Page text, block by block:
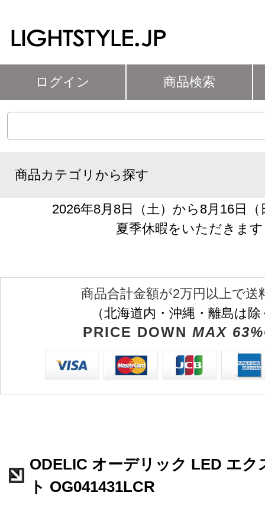
ログイン 商品検索
商品カテゴリから探す
2026年8月8日（土）から8月16日
夏季休暇をいただきます
商品合計金額が2万円以上で送
（北海道内・沖縄・離島は
PRICE DOWN MAX
ODELIC オーデリック LED エク
ト OG041431LCR